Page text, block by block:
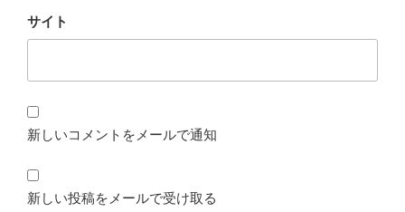
サイト
新しいコメントをメールで通知
新しい投稿をメールで受け取る